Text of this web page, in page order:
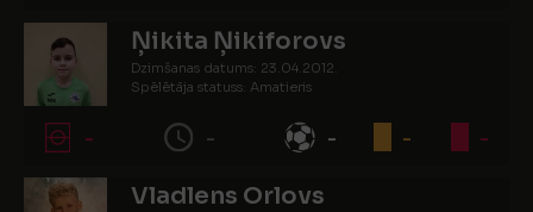
Ņikita Ņikiforovs
Dzimšanas datums: 23.04.2012.
Spēlētāja statuss: Amatieris
- - - - -
Vladlens Orlovs